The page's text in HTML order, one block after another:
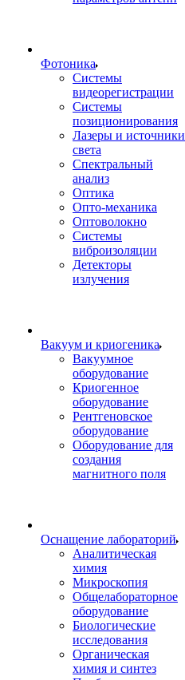
Фотоника
Cистемы
видеорегистрации
Системы
позиционирования
Лазеры и источники
света
Спектральный
анализ
Оптика
Опто-механика
Оптоволокно
Системы
виброизоляции
Детекторы
излучения
Вакуум и криогеника
Вакуумное
оборудование
Криогенное
оборудование
Рентгеновское
оборудование
Оборудование для
создания
магнитного поля
Оснащение лабораторий
Аналитическая
химия
Микроскопия
Общелабораторное
оборудование
Биологические
исследования
Органическая
химия и синтез